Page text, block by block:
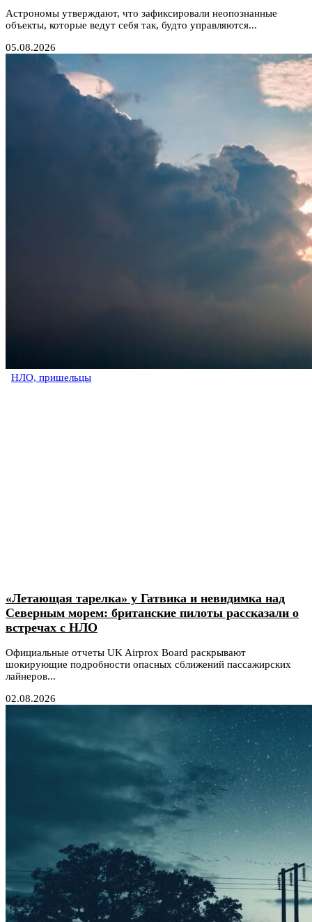
Астрономы утверждают, что зафиксировали неопознанные
объекты, которые ведут себя так, будто управляются...
05.08.2026
НЛО, пришельцы
«Летающая тарелка» у Гатвика и невидимка над
Северным морем: британские пилоты рассказали о
встречах с НЛО
Официальные отчеты UK Airprox Board раскрывают
шокирующие подробности опасных сближений пассажирских
лайнеров...
02.08.2026